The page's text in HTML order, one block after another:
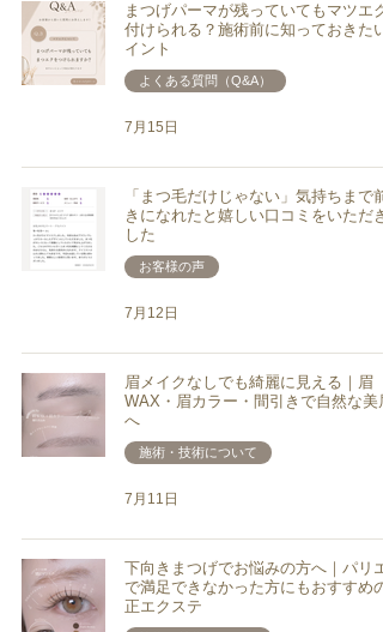
まつげパーマが残っていてもマツエ
付けられる？施術前に知っておきた
イント
よくある質問（Q&A）
7月15日
「まつ毛だけじゃない」気持ちまで
きになれたと嬉しい口コミをいただ
した
お客様の声
7月12日
眉メイクなしでも綺麗に見える｜眉
WAX・眉カラー・間引きで自然な美
へ
施術・技術について
7月11日
下向きまつげでお悩みの方へ｜パリ
で満足できなかった方にもおすすめ
正エクステ